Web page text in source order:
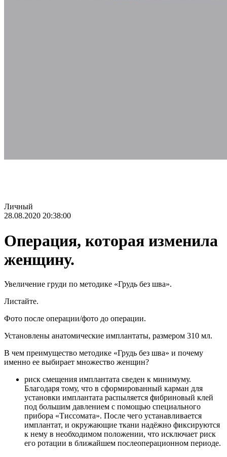
Личный
28.08.2020 20:38:00
Операция, которая изменила
женщину.
Увеличение груди по методике «Грудь без шва».
Листайте.
Фото после операции/фото до операции.
Установлены анатомические имплантаты, размером 310 мл.
В чем преимущество методике «Грудь без шва» и почему
именно ее выбирает множество женщин?
риск смещения имплантата сведен к минимуму.
Благодаря тому, что в сформированный карман для
установки имплантата распыляется фибриновый клей
под большим давлением с помощью специального
прибора «Тиссомата». После чего устанавливается
имплантат, и окружающие ткани надёжно фиксируются
к нему в необходимом положении, что исключает риск
его ротации в ближайшем послеоперационном периоде.